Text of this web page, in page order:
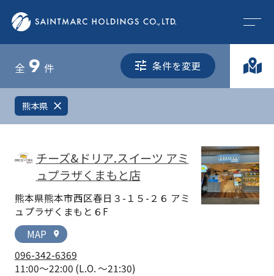
熊本県 close
全 9 件 条件を変更
チーズ&ドリア.スイーツ アミ
ュプラザくまもと店
熊本県熊本市西区春日３-１５-２６ アミ
ュプラザくまもと６F
MAP
location_on
096-342-6369
11:00～22:00 (L.O. ～21:30)